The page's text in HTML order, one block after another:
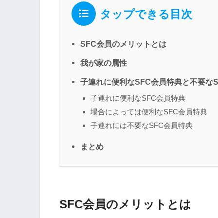
タップできる目次
SFC会員のメリットとは
我が家の属性
子連れに便利なSFC会員特典と不要な
子連れに便利なSFC会員特典
場合によっては便利なSFC会員特典
子連れには不要なSFC会員特典
まとめ
SFC会員のメリットとは